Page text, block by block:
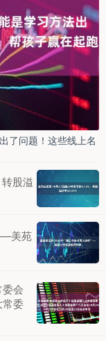
了问题！这些线上名
股溢
美苑
会
常委